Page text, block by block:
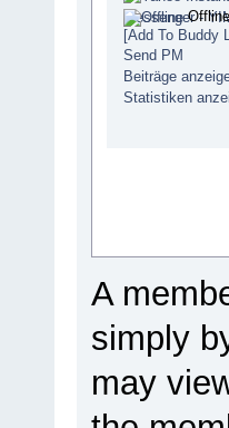
Offline
[Add To Buddy
Send PM
Beiträge
Statistiken
A
simply
may